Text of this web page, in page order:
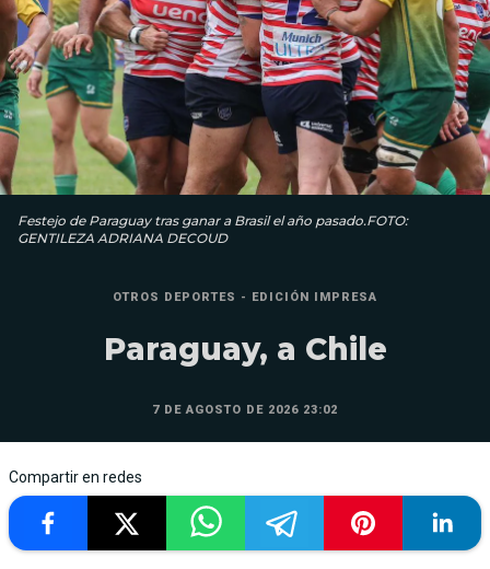
Festejo de Paraguay tras ganar a Brasil el año pasado.FOTO:
GENTILEZA ADRIANA DECOUD
OTROS DEPORTES - EDICIÓN IMPRESA
Paraguay, a Chile
7 DE AGOSTO DE 2026 23:02
Compartir en redes